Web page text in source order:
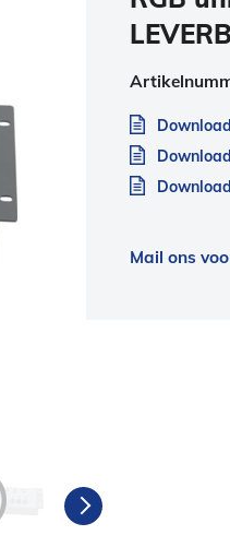
Mail ons